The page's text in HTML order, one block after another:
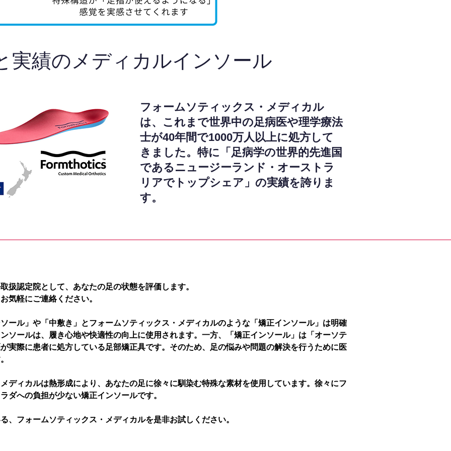
実績のメディカルインソール
フォームソティックス・メディカル
は、これまで世界中の足病医や理学療法
士が40年間で1000万人以上に処方して
きました。特に「足病学の世界的先進国
であるニュージーランド・オーストラ
リアでトップシェア」の実績を誇りま
す。
扱認定院として、あなたの足の状態を評価します。
気軽にご連絡ください。
ール」や「中敷き」とフォームソティックス・メディカルのような「矯正インソール」は明確
ソールは、履き心地や快適性の向上に使用されます。一方、「矯正インソール」は「オーソテ
実際に患者に処方している足部矯正具です。そのため、足の悩みや問題の解決を行うために医
ディカルは熱形成により、あなたの足に徐々に馴染む特殊な素材を使用しています。徐々にフ
ダへの負担が少ない矯正インソールです。
、フォームソティックス・メディカルを是非お試しください。